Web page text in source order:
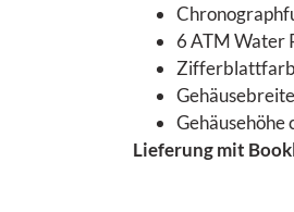
6 ATM Water
Gehäusehöhe
Lieferung mit